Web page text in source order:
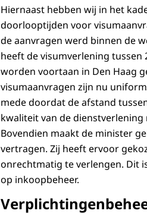
Hiernaast hebben wij in het
doorlooptijden voor
de aanvragen werd binnen de
heeft de visumverlening tussen
worden voortaan in Den Haag
visumaanvragen zijn nu
mede doordat de afstand
kwaliteit van de
Bovendien maakt de minister
vertragen. Zij heeft ervoor
onrechtmatig te verlengen. Dit
op inkoopbeheer.